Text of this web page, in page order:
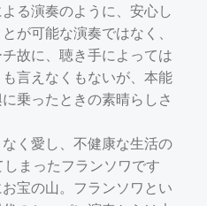
る演奏のように、安心し
が可能な演奏ではなく、
故に、聴き手によっては
言えなくもないが、本能
乗ったときの素晴らしさ
く愛し、不健康な生活の
まったフランソワです
宝の山。フランソワとい